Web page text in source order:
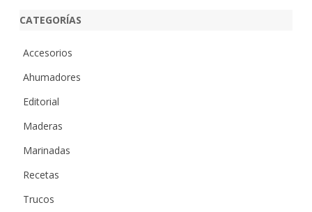
CATEGORÍAS
Accesorios
Ahumadores
Editorial
Maderas
Marinadas
Recetas
Trucos